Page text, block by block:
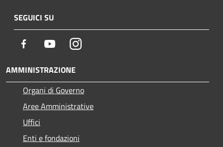
SEGUICI SU
Facebook YoutubeInstagram
AMMINISTRAZIONE
Organi di Governo
Aree Amministrative
Uffici
Enti e fondazioni